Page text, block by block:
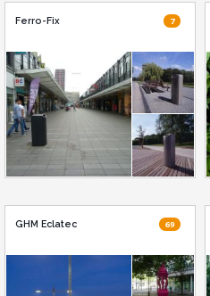
7
Ferro-Fix
69
GHM Eclatec